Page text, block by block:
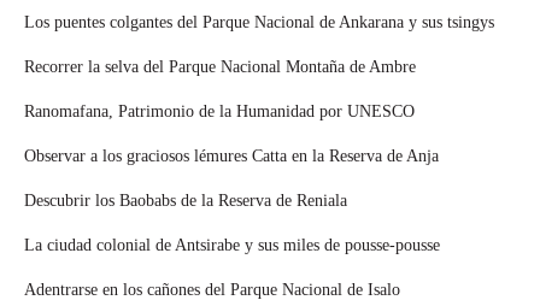
Los puentes colgantes del Parque Nacional de Ankarana y sus tsingys
Recorrer la selva del Parque Nacional Montaña de Ambre
Ranomafana, Patrimonio de la Humanidad por UNESCO
Observar a los graciosos lémures Catta en la Reserva de Anja
Descubrir los Baobabs de la Reserva de Reniala
La ciudad colonial de Antsirabe y sus miles de pousse-pousse
Adentrarse en los cañones del Parque Nacional de Isalo